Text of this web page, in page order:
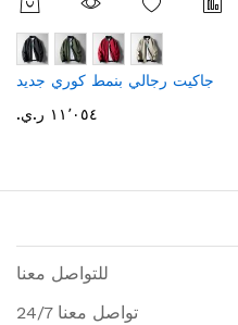
جاكيت رجالي بنمط كوري جديد
١١٬٠٥٤ ر.ي.‏
للتواصل معنا
تواصل معنا 24/7